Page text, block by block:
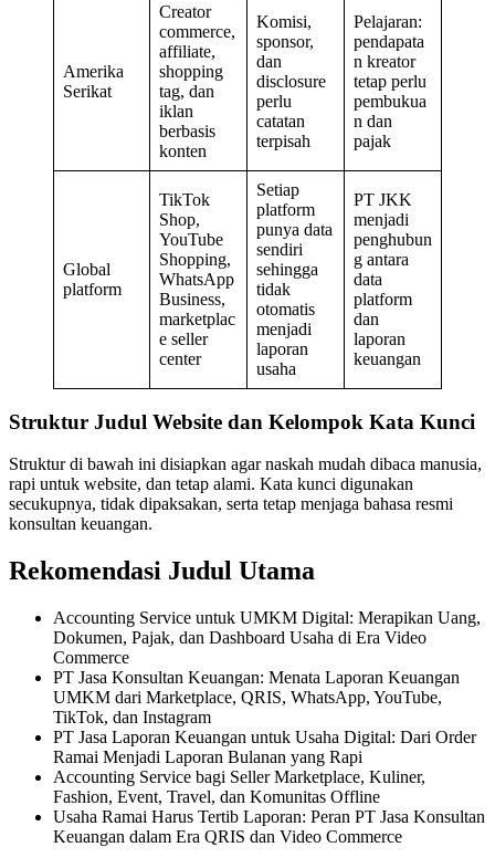
Amerika
Serikat
Creator
commerce,
affiliate,
shopping
tag, dan
iklan
berbasis
konten
Komisi,
sponsor,
dan
disclosure
perlu
catatan
terpisah
Pelajaran:
pendapata
n kreator
tetap perlu
pembukua
n dan
pajak
Global
platform
TikTok
Shop,
YouTube
Shopping,
WhatsApp
Business,
marketplac
e seller
center
Setiap
platform
punya data
sendiri
sehingga
tidak
otomatis
menjadi
laporan
usaha
PT JKK
menjadi
penghubun
g antara
data
platform
dan
laporan
keuangan
Struktur Judul Website dan Kelompok Kata Kunci
Struktur di bawah ini disiapkan agar naskah mudah dibaca manusia,
rapi untuk website, dan tetap alami. Kata kunci digunakan
secukupnya, tidak dipaksakan, serta tetap menjaga bahasa resmi
konsultan keuangan.
Rekomendasi Judul Utama
Accounting Service untuk UMKM Digital: Merapikan Uang,
Dokumen, Pajak, dan Dashboard Usaha di Era Video
Commerce
PT Jasa Konsultan Keuangan: Menata Laporan Keuangan
UMKM dari Marketplace, QRIS, WhatsApp, YouTube,
TikTok, dan Instagram
PT Jasa Laporan Keuangan untuk Usaha Digital: Dari Order
Ramai Menjadi Laporan Bulanan yang Rapi
Accounting Service bagi Seller Marketplace, Kuliner,
Fashion, Event, Travel, dan Komunitas Offline
Usaha Ramai Harus Tertib Laporan: Peran PT Jasa Konsultan
Keuangan dalam Era QRIS dan Video Commerce